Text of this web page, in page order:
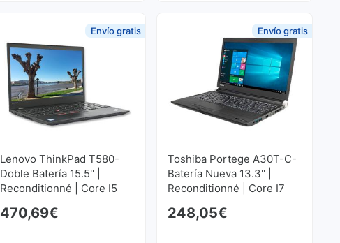
Lenovo ThinkPad T580-
Doble Batería 15.5'' |
Reconditionné | Core I5
GB SSD M2 1920x1080
470,69€
Envío gratis
Toshiba Portege A30T-C-
Batería Nueva 13.3'' |
Reconditionné | Core I7
GB SSD M2 1920x1080
248,05€
Envío gratis